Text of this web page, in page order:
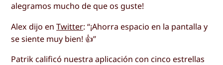
alegramos mucho de que os guste!
Alex dijo enTwitter: “¡Ahorra espacio en la pantalla y
se siente muy bien! 👍”
Patrik calificó nuestra aplicación con cinco estrellas